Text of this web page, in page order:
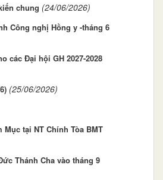
chung (24/06/2026)
Công nghị Hồng y -tháng 6
các Đại hội GH 2027-2028
(25/06/2026)
Mục tại NT Chính Tòa BMT
Thánh Cha vào tháng 9